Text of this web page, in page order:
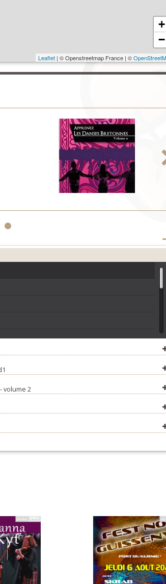
+
−
Leaflet| © Openstreetmap France | ©
6
Cap Caval
volume 2